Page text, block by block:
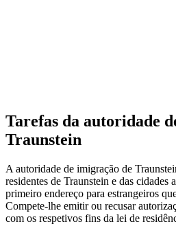
Tarefas da autoridade
Traunstein
A autoridade de imigração de
residentes de Traunstein e das cidades
primeiro endereço para estrangeiros
Compete-lhe emitir ou recusar
com os respetivos fins da lei de